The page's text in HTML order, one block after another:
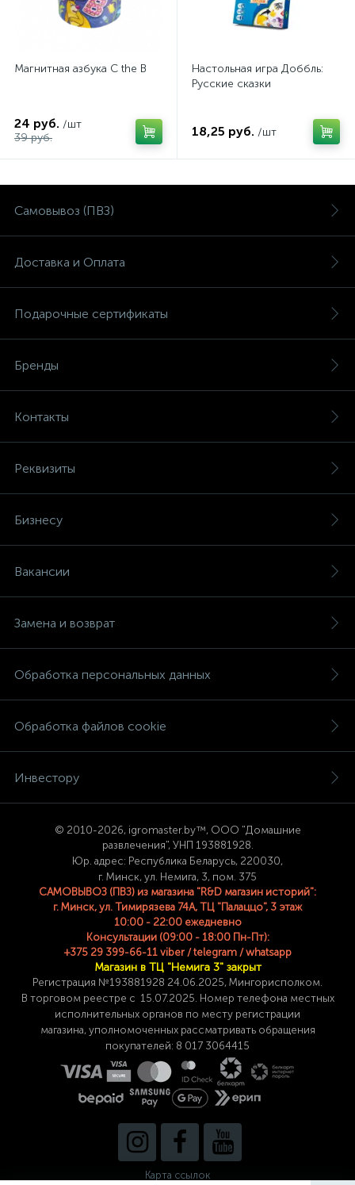
Магнитная азбука C the B
24 руб. /шт
39 руб.
Настольная игра Доббль:
Русские сказки
18,25 руб. /шт
Самовывоз (ПВЗ)
Доставка и Оплата
Подарочные сертификаты
Бренды
Контакты
Реквизиты
Бизнесу
Вакансии
Замена и возврат
Обработка персональных данных
Обработка файлов cookie
Инвестору
© 2010-2026, igromaster.by™, ООО "Домашние
развлечения", УНП 193881928.
Юр. адрес: Республика Беларусь, 220030,
г. Минск, ул. Немига, 3, пом. 375
САМОВЫВОЗ (ПВЗ) из магазина "R&D магазин историй":
г. Минск, ул. Тимирязева 74A, ТЦ "Палаццо", 3 этаж
10:00 - 22:00 ежедневно
Консультации (09:00 - 18:00 Пн-Пт):
+375 29 399-66-11 viber / telegram / whatsapp
Магазин в ТЦ "Немига 3" закрыт
Регистрация №193881928 24 .06.2025, Мингорисполком.
В торговом реестре с 15.07.2025. Номер телефона местных
исполнительных органов по месту регистрации
магазина,уполномоченных рассматривать обращения
покупателей: 8 017 3064415
Карта ссылок